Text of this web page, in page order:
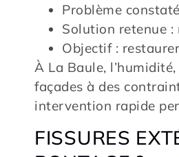
Problème
Solution retenue :
Objectif :
À La Baule,
façades à des
intervention rapide
FISSURES